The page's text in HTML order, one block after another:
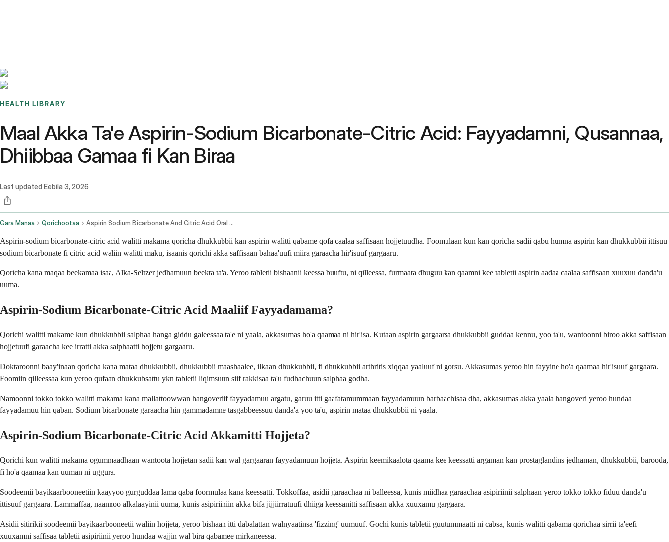
HEALTH LIBRARY
Maal Akka Ta'e Aspirin-Sodium Bicarbonate-Citric Acid: Fayyadamni, Qusannaa,
Dhiibbaa Gamaa fi Kan Biraa
Last updated Eebila 3, 2026
Gara Manaa Qorichootaa Aspirin Sodium Bicarbonate And Citric Acid Oral Route
Aspirin-sodium bicarbonate-citric acid walitti makama qoricha dhukkubbii kan aspirin walitti qabame qofa caalaa saffisaan hojjetuudha. Foomulaan kun kan qoricha sadii qabu humna aspirin kan dhukkubbii ittisuu
sodium bicarbonate fi citric acid waliin walitti maku, isaanis qorichi akka saffisaan bahaa'uufi miira garaacha hir'isuuf gargaaru.
Qoricha kana maqaa beekamaa isaa, Alka-Seltzer jedhamuun beekta ta'a. Yeroo tabletii bishaanii keessa buuftu, ni qilleessa, furmaata dhuguu kan qaamni kee tabletii aspirin aadaa caalaa saffisaan xuuxuu danda'u
uuma.
Aspirin-Sodium Bicarbonate-Citric Acid Maaliif Fayyadamama?
Qorichi walitti makame kun dhukkubbii salphaa hanga giddu galeessaa ta'e ni yaala, akkasumas ho'a qaamaa ni hir'isa. Kutaan aspirin gargaarsa dhukkubbii guddaa kennu, yoo ta'u, wantoonni biroo akka saffisaan
hojjetuufi garaacha kee irratti akka salphaatti hojjetu gargaaru.
Doktaroonni baay'inaan qoricha kana mataa dhukkubbii, dhukkubbii maashaalee, ilkaan dhukkubbii, fi dhukkubbii arthritis xiqqaa yaaluuf ni gorsu. Akkasumas yeroo hin fayyine ho'a qaamaa hir'isuuf gargaara.
Foomiin qilleessaa kun yeroo qufaan dhukkubsattu ykn tabletii liqimsuun siif rakkisaa ta'u fudhachuun salphaa godha.
Namoonni tokko tokko walitti makama kana mallattoowwan hangoveriif fayyadamuu argatu, garuu itti gaafatamummaan fayyadamuun barbaachisaa dha, akkasumas akka yaala hangoveri yeroo hundaa
fayyadamuu hin qaban. Sodium bicarbonate garaacha hin gammadamne tasgabbeessuu danda'a yoo ta'u, aspirin mataa dhukkubbii ni yaala.
Aspirin-Sodium Bicarbonate-Citric Acid Akkamitti Hojjeta?
Qorichi kun walitti makama ogummaadhaan wantoota hojjetan sadii kan wal gargaaran fayyadamuun hojjeta. Aspirin keemikaalota qaama kee keessatti argaman kan prostaglandins jedhaman, dhukkubbii, barooda,
fi ho'a qaamaa kan uuman ni uggura.
Soodeemii bayikaarbooneetiin kaayyoo gurguddaa lama qaba foormulaa kana keessatti. Tokkoffaa, asidii garaachaa ni balleessa, kunis miidhaa garaachaa asipiriinii salphaan yeroo tokko tokko fiduu danda'u
ittisuuf gargaara. Lammaffaa, naannoo alkalaayinii uuma, kunis asipiriiniin akka bifa jijjiirratuufi dhiiga keessanitti saffisaan akka xuuxamu gargaara.
Asidii sitirikii soodeemii bayikaarbooneetii waliin hojjeta, yeroo bishaan itti dabalattan walnyaatinsa 'fizzing' uumuuf. Gochi kunis tabletii guutummaatti ni cabsa, kunis walitti qabama qorichaa sirrii ta'eefi
xuuxamni saffisaa tabletii asipiriinii yeroo hundaa wajjin wal bira qabamee mirkaneessa.